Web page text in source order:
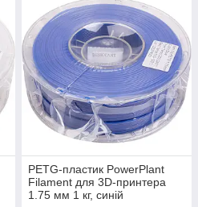
PETG-пластик PowerPlant
Filament для 3D-принтера
1.75 мм 1 кг, синій